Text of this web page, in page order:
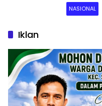
NASIONAL
Iklan